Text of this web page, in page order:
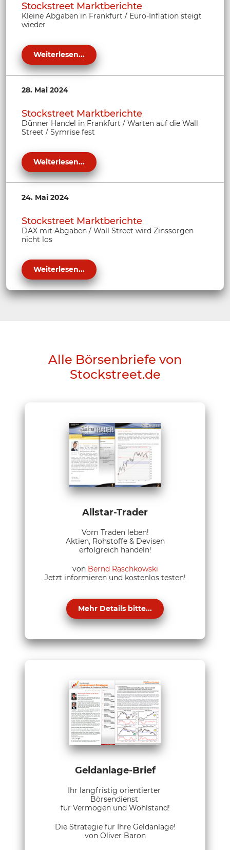
Stockstreet Marktberichte
Kleine Abgaben in Frankfurt / Euro-Inflation steigt
wieder
Weiterlesen...
28. Mai 2024
Stockstreet Marktberichte
Dünner Handel in Frankfurt / Warten auf die Wall
Street / Symrise fest
Weiterlesen...
24. Mai 2024
Stockstreet Marktberichte
DAX mit Abgaben / Wall Street wird Zinssorgen
nicht los
Weiterlesen...
Alle Börsenbriefe von
Stockstreet.de
Allstar-Trader
Vom Traden leben!
Aktien, Rohstoffe & Devisen
erfolgreich handeln!
von Bernd Raschkowski
Jetzt informieren und kostenlos testen!
Mehr Details bitte...
Geldanlage-Brief
Ihr langfristig orientierter
Börsendienst
für Vermögen und Wohlstand!
Die Strategie für Ihre Geldanlage!
von Oliver Baron